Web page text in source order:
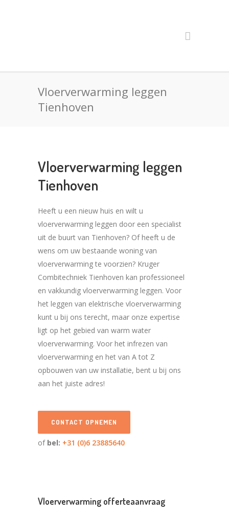
Vloerverwarming leggen
Tienhoven
Vloerverwarming leggen
Tienhoven
Heeft u een nieuw huis en wilt u
vloerverwarming leggen door een specialist
uit de buurt van Tienhoven? Of heeft u de
wens om uw bestaande woning van
vloerverwarming te voorzien? Kruger
Combitechniek Tienhoven kan professioneel
en vakkundig vloerverwarming leggen. Voor
het leggen van elektrische vloerverwarming
kunt u bij ons terecht, maar onze expertise
ligt op het gebied van warm water
vloerverwarming. Voor het infrezen van
vloerverwarming en het van A tot Z
opbouwen van uw installatie, bent u bij ons
aan het juiste adres!
CONTACT OPNEMEN
of bel: +31 (0)6 23885640
Vloerverwarming offerteaanvraag